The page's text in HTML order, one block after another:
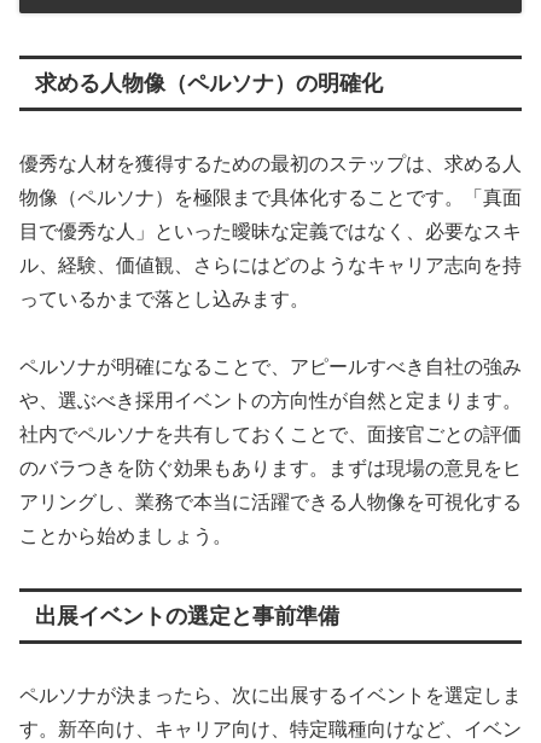
求める人物像（ペルソナ）の明確化
優秀な人材を獲得するための最初のステップは、求める人
物像（ペルソナ）を極限まで具体化することです。「真面
目で優秀な人」といった曖昧な定義ではなく、必要なスキ
ル、経験、価値観、さらにはどのようなキャリア志向を持
っているかまで落とし込みます。
ペルソナが明確になることで、アピールすべき自社の強み
や、選ぶべき採用イベントの方向性が自然と定まります。
社内でペルソナを共有しておくことで、面接官ごとの評価
のバラつきを防ぐ効果もあります。まずは現場の意見をヒ
アリングし、業務で本当に活躍できる人物像を可視化する
ことから始めましょう。
出展イベントの選定と事前準備
ペルソナが決まったら、次に出展するイベントを選定しま
す。新卒向け、キャリア向け、特定職種向けなど、イベン